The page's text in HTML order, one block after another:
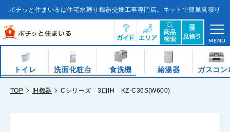
テ
に
ス
キ
プ
ポチッと住まいるは住宅水廻り機器交換工事専門店。ネットで簡単見積り
MENU
トイレ 洗面化粧台 食洗機 給湯器 ガスコン
TOP IH機器 Cシリーズ 3口IH KZ-C36S(W600)